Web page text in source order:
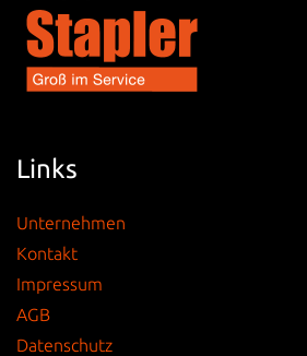
Links
Unternehmen
Kontakt
Impressum
AGB
Datenschutz